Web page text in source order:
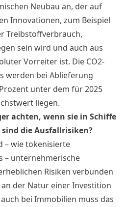
Neubau an, der auf
Innovationen, zum Beispiel
Treibstoffverbrauch,
sein wird und auch aus
Vorreiter ist. Die CO2-
werden bei Ablieferung
unter dem für 2025
liegen.
achten, wenn sie in Schiffe
die Ausfallrisiken?
– wie tokenisierte
– unternehmerische
Risiken verbunden
der Natur einerInvestition
bei Immobilien muss das